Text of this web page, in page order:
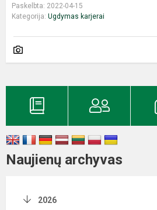
Paskelbta: 2022-04-15
Kategorija: Ugdymas karjerai
Naujienų archyvas
2026